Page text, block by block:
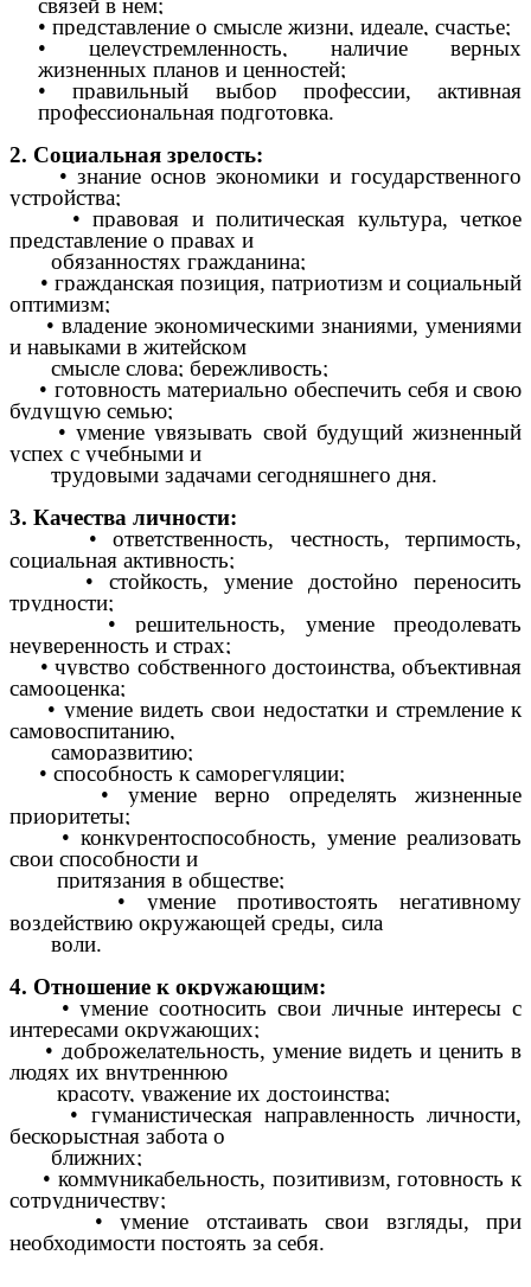
связей в нем;
• представление о смысле жизни, идеале, счастье;
• целеустремленность, наличие верных
жизненных планов и ценностей;
• правильный выбор профессии, активная
профессиональная подготовка.
2. Социальная зрелость:
• знание основ экономики и государственного
устройства;
• правовая и политическая культура, четкое
представление о правах и
обязанностях гражданина;
• гражданская позиция, патриотизм и социальный
оптимизм;
• владение экономическими знаниями, умениями
и навыками в житейском
смысле слова; бережливость;
• готовность материально обеспечить себя и свою
будущую семью;
• умение увязывать свой будущий жизненный
успех с учебными и
трудовыми задачами сегодняшнего дня.
3. Качества личности:
• ответственность, честность, терпимость,
социальная активность;
• стойкость, умение достойно переносить
трудности;
• решительность, умение преодолевать
неуверенность и страх;
• чувство собственного достоинства, объективная
самооценка;
• умение видеть свои недостатки и стремление к
самовоспитанию,
саморазвитию;
• способность к саморегуляции;
• умение верно определять жизненные
приоритеты;
• конкурентоспособность, умение реализовать
свои способности и
притязания в обществе;
• умение противостоять негативному
воздействию окружающей среды, сила
воли.
4. Отношение к окружающим:
• умение соотносить свои личные интересы с
интересами окружающих;
• доброжелательность, умение видеть и ценить в
людях их внутреннюю
красоту, уважение их достоинства;
• гуманистическая направленность личности,
бескорыстная забота о
ближних;
• коммуникабельность, позитивизм, готовность к
сотрудничеству;
• умение отстаивать свои взгляды, при
необходимости постоять за себя.